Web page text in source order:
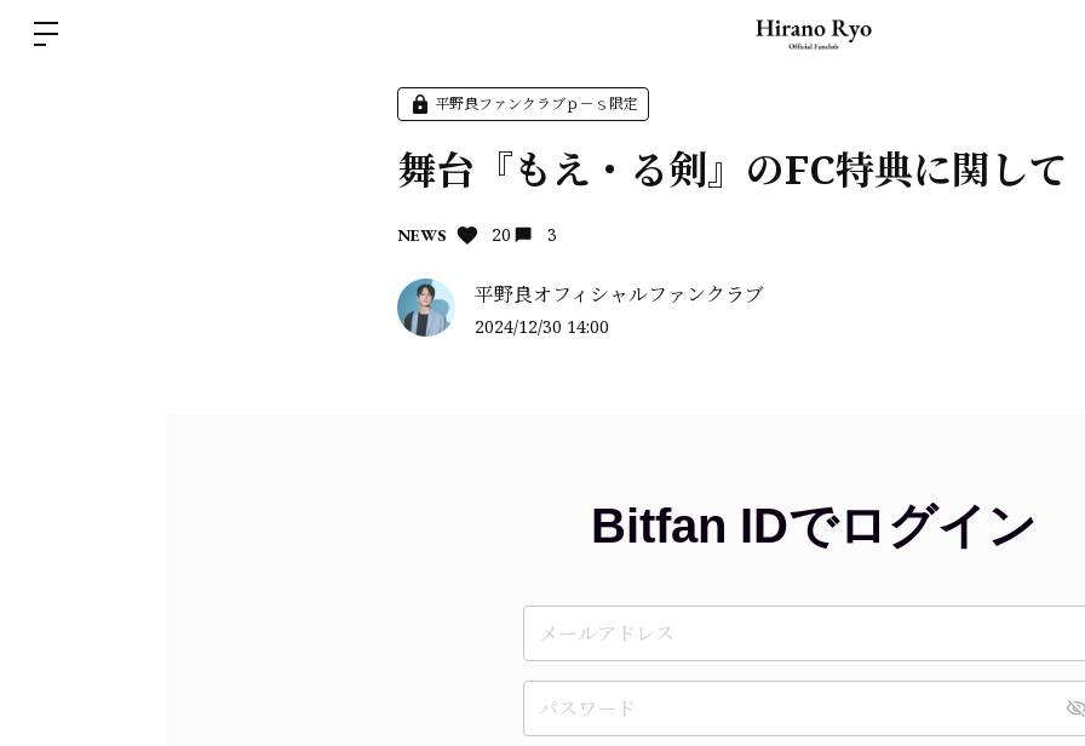
平野良ファンクラブｐ－ｓ限定
舞台『もえ・る剣』のFC特典に関して
NEWS 20 3
平野良オフィシャルファンクラブ
2024/12/30 14:00
Bitfan IDでログイン